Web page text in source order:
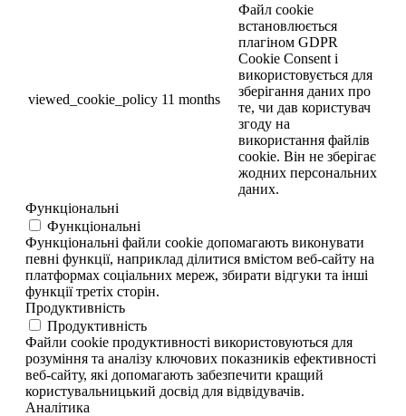
viewed_cookie_policy 11 months
Файл cookie
встановлюється
плагіном GDPR
Cookie Consent і
використовується для
зберігання даних про
те, чи дав користувач
згоду на
використання файлів
cookie. Він не зберігає
жодних персональних
даних.
Функціональні
Функціональні
Функціональні файли cookie допомагають виконувати
певні функції, наприклад ділитися вмістом веб-сайту на
платформах соціальних мереж, збирати відгуки та інші
функції третіх сторін.
Продуктивність
Продуктивність
Файли cookie продуктивності використовуються для
розуміння та аналізу ключових показників ефективності
веб-сайту, які допомагають забезпечити кращий
користувальницький досвід для відвідувачів.
Аналітика